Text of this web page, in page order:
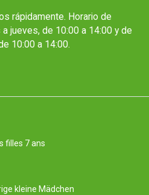
rápidamente. Horario de
jueves, de 10:00 a 14:00 y de
10:00 a 14:00.
filles 7 ans
kleine Mädchen